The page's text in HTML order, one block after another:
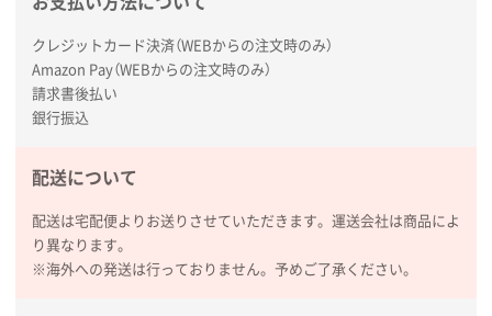
広島県(社様
タッチペン付3色+1色スリムペン（再生ABS）
足している。
熊本県S社様
ぺんてる ビクーニャフィール1000枚
クレジットカード決済（WEBからの注文時のみ）
Amazon Pay（WEBからの注文時のみ）
請求書後払い
銀行振込
配送について
配送は宅配便よりお送りさせていただきます。運送会社は商品によ
り異なります。
※海外への発送は行っておりません。予めご了承ください。